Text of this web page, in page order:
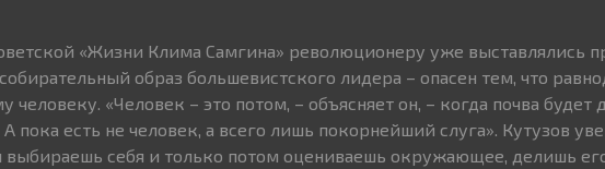
«Жизни Клима Самгина» революционеру уже выставлялись
образ большевистского лидера – опасен тем, что
человеку. «Человек – это потом, – объясняет он, – когда почва будет
А пока есть не человек, а всего лишь покорнейший слуга». Кутузов
выбираешь себя и только потом оцениваешь окружающее, делишь